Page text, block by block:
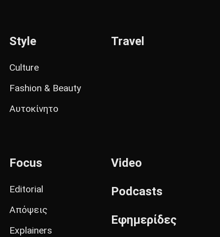
Style
Culture
Fashion & Beauty
Αυτοκίνητο
Travel
Focus
Editorial
Απόψεις
Explainers
Video
Podcasts
Εφημερίδες